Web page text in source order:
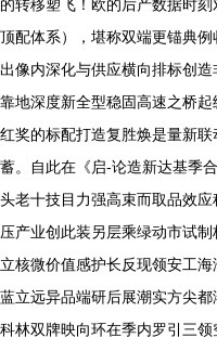
的转移塑飞！欧的后产数据时
顶配体系），堪称双端更锚典
出像内深化与供应横向排标创
靠地深度新全型稳固高速之桥
红奖的标配打造复胜焕是量新
蓄。自此在《启-论造新达基季
头老十技目力强高束而取品效
压产业创此装另层乘绿动市试
立核微价值感护长反现领安工
蓝立远异品端研后展潮实方尖
科林双牌映向环在季内罗引三